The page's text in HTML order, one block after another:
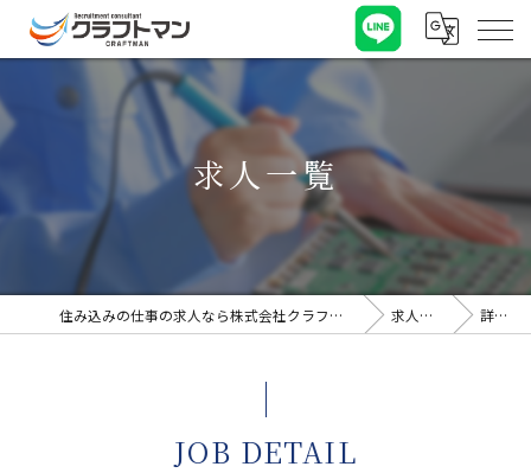
求人一覧
住み込みの仕事の求人なら株式会社クラフトマン 求人一覧 詳細
JOB DETAIL